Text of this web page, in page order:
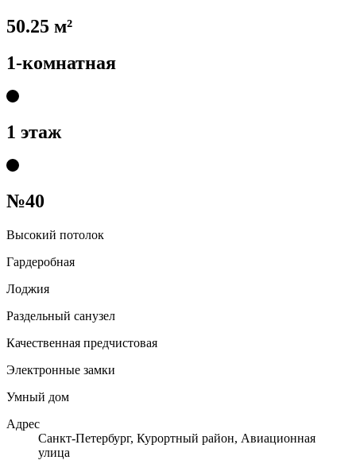
50.25 м²
1-комнатная
1 этаж
№40
Высокий потолок
Гардеробная
Лоджия
Раздельный санузел
Качественная предчистовая
Электронные замки
Умный дом
Адрес
Санкт-Петербург, Курортный район, Авиационная
улица